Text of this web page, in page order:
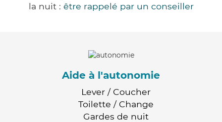
la nuit : être rappelé par un conseiller
Aide à l'autonomie
Lever / Coucher
Toilette / Change
Gardes de nuit